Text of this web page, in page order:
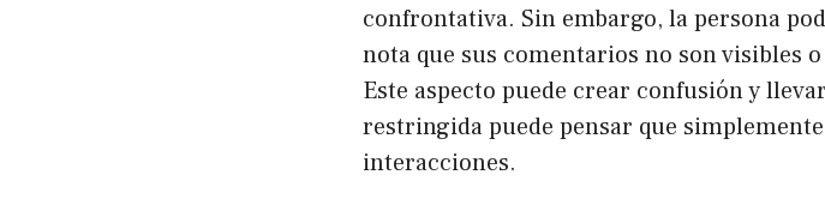
confrontativa. Sin embargo, la persona
nota que sus comentarios no son visibles
Este aspecto puede crear confusión y
restringida puede pensar que
interacciones.